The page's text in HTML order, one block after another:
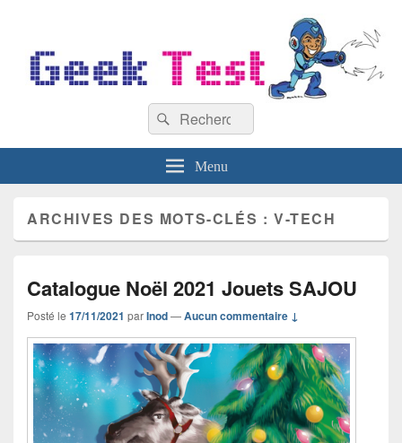
Recherche :
Rechercher
Menu
ARCHIVES DES MOTS-CLÉS :V-TECH
Catalogue Noël 2021 Jouets SAJOU
Posté le 17/11/2021 parInod—Aucun commentaire ↓